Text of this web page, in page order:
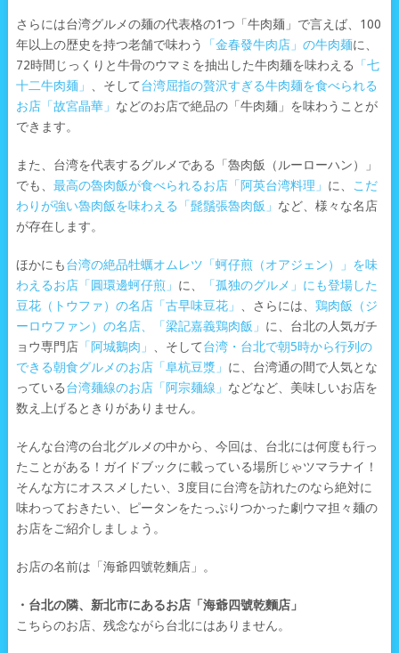
さらには台湾グルメの麺の代表格の1つ「牛肉麺」で言えば、100
年以上の歴史を持つ老舗で味わう
「金春發牛肉店」の牛肉麺に、
72時間じっくりと牛骨のウマミを抽出した牛肉麺を味わえる 「七
十二牛肉麺」
、そして台湾屈指の贅沢すぎる牛肉麺を食べられる
お店「故宮晶華」 などのお店で絶品の「牛肉麺」を味わうことが
できます。
また、台湾を代表するグルメである「魯肉飯（ルーローハン）」
でも、 最高の魯肉飯が食べられるお店「阿英台湾料理」 に、
こだ
わりが強い魯肉飯を味わえる「髭鬚張魯肉飯」 など、様々な名店
が存在します。
ほかにも台湾の絶品牡蠣オムレツ「蚵仔煎（オアジェン）」を味
わえるお店「圓環邊蚵仔煎」 に、
「孤独のグルメ」にも登場した
豆花（トウファ）の名店「古早味豆花」
、さらには、 鶏肉飯（ジ
ーロウファン）の名店、「梁記嘉義鶏肉飯」 に、台北の人気ガチ
ョウ専門店「阿城鵝肉」 、そして台湾・台北で朝5時から行列の
できる朝食グルメのお店「阜杭豆漿」 に、台湾通の間で人気とな
っている台湾麺線のお店「阿宗麺線」 などなど、美味しいお店を
数え上げるときりがありません。
そんな台湾の台北グルメの中から、今回は、台北には何度も行っ
たことがある！ガイドブックに載っている場所じゃツマラナイ！
そんな方にオススメしたい、3度目に台湾を訪れたのなら絶対に
味わっておきたい、ピータンをたっぷりつかった劇ウマ担々麺の
お店をご紹介しましょう。
お店の名前は「海爺四號乾麵店」。
・台北の隣、新北市にあるお店「海爺四號乾麵店」
こちらのお店、残念ながら台北にはありません。